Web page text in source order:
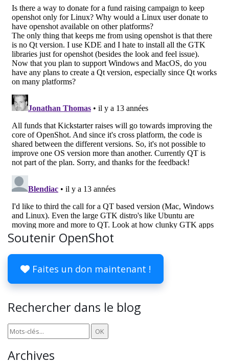
Soutenir OpenShot
Faites un don maintenant !
Rechercher dans le blog
Archives